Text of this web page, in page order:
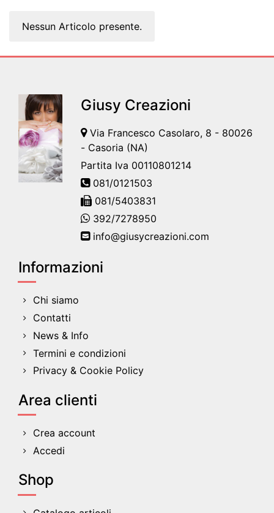
Nessun Articolo presente.
Giusy Creazioni
Via Francesco Casolaro, 8 - 80026
- Casoria (NA)
Partita Iva 00110801214
081/0121503
081/5403831
392/7278950
info@giusycreazioni.com
Informazioni
Chi siamo
Contatti
News & Info
Termini e condizioni
Privacy & Cookie Policy
Area clienti
Crea account
Accedi
Shop